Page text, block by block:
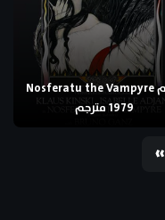
فيلم Nosferatu the Vampyre
1979 مترجم
«